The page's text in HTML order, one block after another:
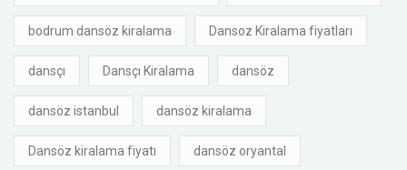
bodrum dansöz kiralama Dansoz Kiralama fiyatları
dansçı Dansçı Kiralama dansöz
dansöz istanbul dansöz kiralama
Dansöz kiralama fiyatı dansöz oryantal